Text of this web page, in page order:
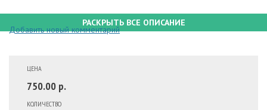
РАСКРЫТЬ ВСЕ ОПИСАНИЕ
Добавить новый комментарий
ЦЕНА
750.00 р.
КОЛИЧЕСТВО